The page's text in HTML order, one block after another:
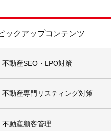
ックアップコンテンツ
不動産SEO・LPO対策
不動産専門リスティング対策
不動産顧客管理